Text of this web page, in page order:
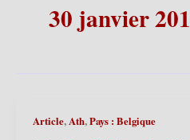
30 janvier
Article,Ath,Pays : Belgique